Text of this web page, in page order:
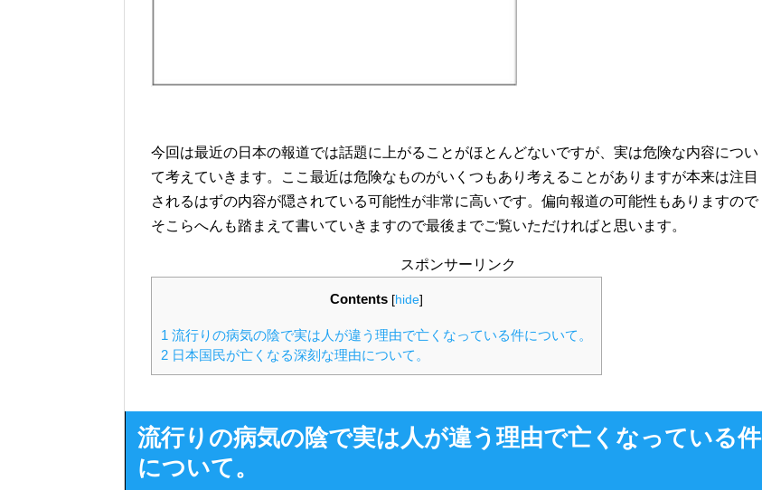
今回は最近の日本の報道では話題に上がることがほとんどないですが、実は危険な内容につい
て考えていきます。ここ最近は危険なものがいくつもあり考えることがありますが本来は注目
されるはずの内容が隠されている可能性が非常に高いです。偏向報道の可能性もありますので
そこらへんも踏まえて書いていきますので最後までご覧いただければと思います。
スポンサーリンク
Contents [hide]
1 流行りの病気の陰で実は人が違う理由で亡くなっている件について。
2 日本国民が亡くなる深刻な理由について。
流行りの病気の陰で実は人が違う理由で亡くなっている件
について。